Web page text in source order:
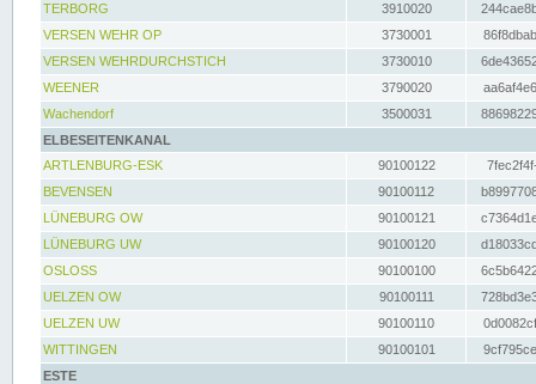
TERBORG
3910020
VERSEN WEHR OP
3730001
VERSEN WEHRDURCHSTICH
3730010
WEENER
3790020
Wachendorf
3500031
ELBESEITENKANAL
ARTLENBURG-ESK
90100122
BEVENSEN
90100112
LÜNEBURG OW
90100121
LÜNEBURG UW
90100120
OSLOSS
90100100
UELZEN OW
90100111
UELZEN UW
90100110
WITTINGEN
90100101
ESTE